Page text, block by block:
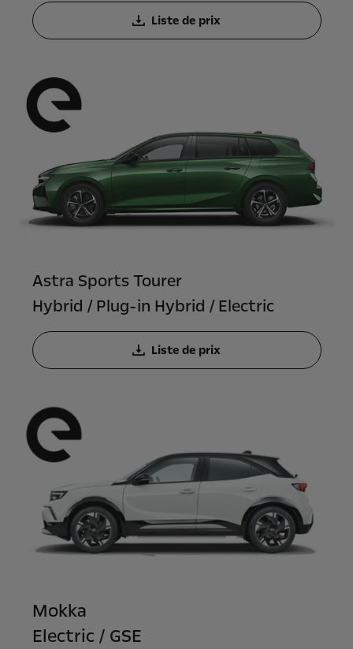
Liste de prix
Astra Sports Tourer
Hybrid / Plug-in Hybrid / Electric
Liste de prix
Mokka
Electric / GSE